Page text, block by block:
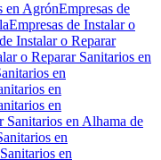
en AgrónEmpresas de
Empresas de Instalar o
Instalar o Reparar
o Reparar Sanitarios en
en
en
en
Sanitarios en Alhama de
en
en